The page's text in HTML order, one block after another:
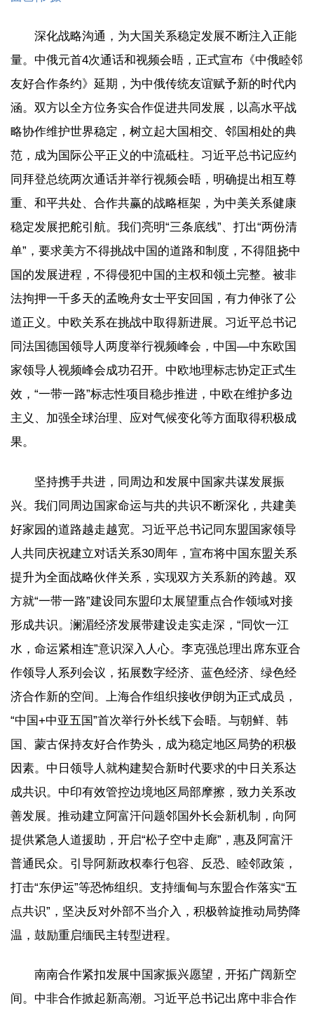
深化战略沟通，为大国关系稳定发展不断注入正能
量。中俄元首4次通话和视频会晤，正式宣布《中俄睦邻
友好合作条约》延期，为中俄传统友谊赋予新的时代内
涵。双方以全方位务实合作促进共同发展，以高水平战
略协作维护世界稳定，树立起大国相交、邻国相处的典
范，成为国际公平正义的中流砥柱。习近平总书记应约
同拜登总统两次通话并举行视频会晤，明确提出相互尊
重、和平共处、合作共赢的战略框架，为中美关系健康
稳定发展把舵引航。我们亮明“三条底线”、打出“两份清
单”，要求美方不得挑战中国的道路和制度，不得阻挠中
国的发展进程，不得侵犯中国的主权和领土完整。被非
法拘押一千多天的孟晚舟女士平安回国，有力伸张了公
道正义。中欧关系在挑战中取得新进展。习近平总书记
同法国德国领导人两度举行视频峰会，中国—中东欧国
家领导人视频峰会成功召开。中欧地理标志协定正式生
效，“一带一路”标志性项目稳步推进，中欧在维护多边
主义、加强全球治理、应对气候变化等方面取得积极成
果。
坚持携手共进，同周边和发展中国家共谋发展振
兴。我们同周边国家命运与共的共识不断深化，共建美
好家园的道路越走越宽。习近平总书记同东盟国家领导
人共同庆祝建立对话关系30周年，宣布将中国东盟关系
提升为全面战略伙伴关系，实现双方关系新的跨越。双
方就“一带一路”建设同东盟印太展望重点合作领域对接
形成共识。澜湄经济发展带建设走实走深，“同饮一江
水，命运紧相连”意识深入人心。李克强总理出席东亚合
作领导人系列会议，拓展数字经济、蓝色经济、绿色经
济合作新的空间。上海合作组织接收伊朗为正式成员，
“中国+中亚五国”首次举行外长线下会晤。与朝鲜、韩
国、蒙古保持友好合作势头，成为稳定地区局势的积极
因素。中日领导人就构建契合新时代要求的中日关系达
成共识。中印有效管控边境地区局部摩擦，致力关系改
善发展。推动建立阿富汗问题邻国外长会新机制，向阿
提供紧急人道援助，开启“松子空中走廊”，惠及阿富汗
普通民众。引导阿新政权奉行包容、反恐、睦邻政策，
打击“东伊运”等恐怖组织。支持缅甸与东盟合作落实“五
点共识”，坚决反对外部不当介入，积极斡旋推动局势降
温，鼓励重启缅民主转型进程。
南南合作紧扣发展中国家振兴愿望，开拓广阔新空
间。中非合作掀起新高潮。习近平总书记出席中非合作